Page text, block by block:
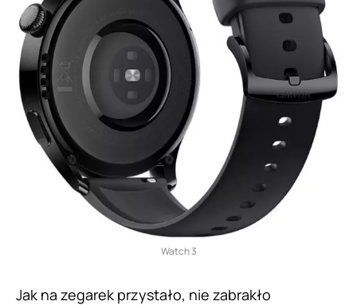
Watch 3
Jak na zegarek przystało, nie zabrakło